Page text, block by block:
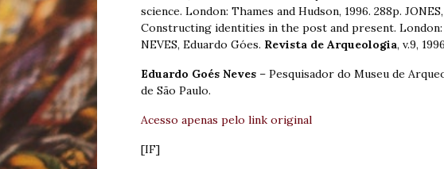
science. London: Thames and Hudson, 1996. 288p. JONES,
Constructing identities in the post and present. London:
NEVES, Eduardo Góes. Revista de Arqueologia, v.9,
Eduardo Goés Neves – Pesquisador do Museu de
de São Paulo.
Acesso apenas pelo link original
[IF]